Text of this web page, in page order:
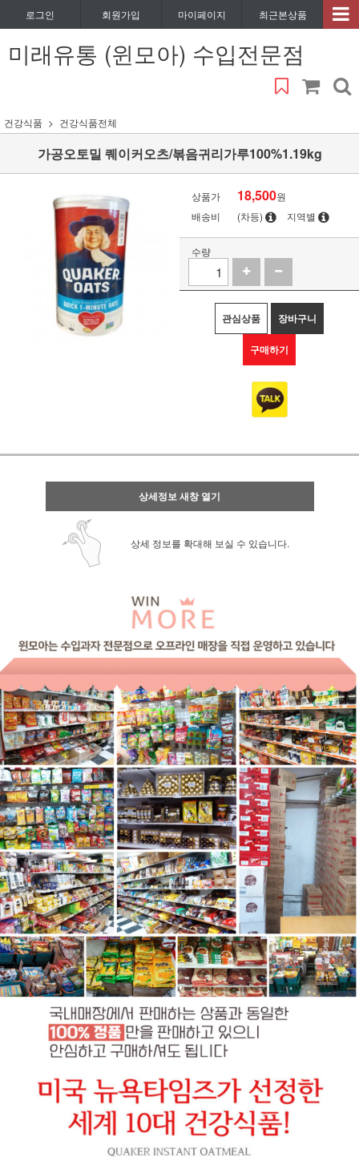
로그인 회원가입 마이페이지 최근본상품
미래유통 (윈모아) 수입전문점
건강식품 건강식품전체
가공오토밀 퀘이커오츠/볶음귀리가루100%1.19kg
상품가 18,500원
배송비
(차등) 지역별
수량
관심상품 장바구니
구매하기
상세정보 새창 열기
상세 정보를 확대해 보실 수 있습니다.